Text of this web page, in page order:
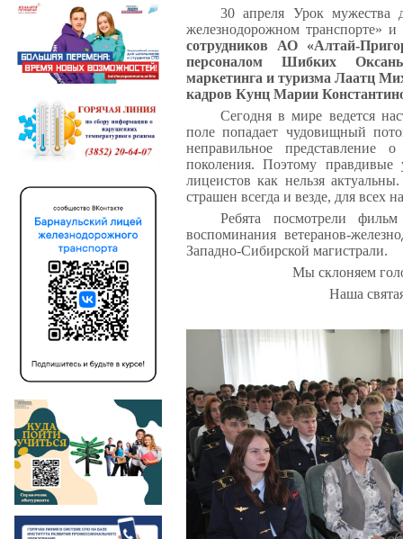
30 апреля Урок мужества
железнодорожном транспорте»
сотрудников АО «Алтай-
персоналом Шибких
маркетинга и туризма Лаатц
кадров Кунц Марии
Сегодня в мире ведется
поле попадает чудовищный
неправильное
поколения. Поэтому правдивые
лицеистов как нельзя
страшен всегда и везде, для всех
Ребята посмотрели
воспоминания ветеранов-
Западно-Сибирской магистрали.
Мы склоняем
Наша